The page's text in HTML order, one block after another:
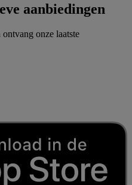
aanbiedingen
onze laatste